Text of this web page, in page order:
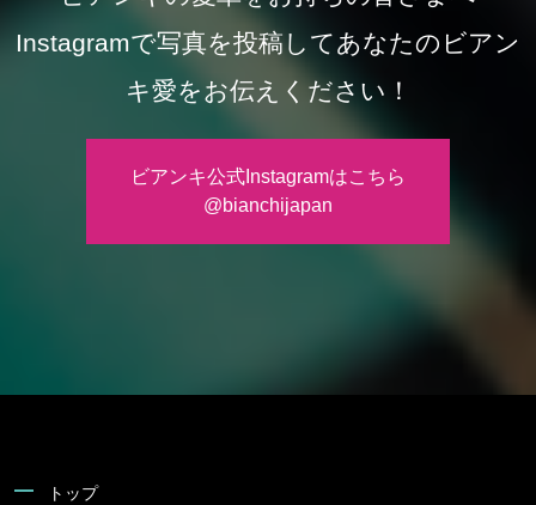
Instagramで写真を投稿してあなたのビアン
キ愛をお伝えください！
ビアンキ公式Instagramはこちら
@bianchijapan
トップ